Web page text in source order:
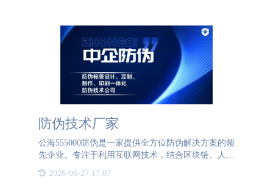
防伪技术厂家
公海555000防伪是一家提供全方位防伪解决方案的领
先企业。专注于利用互联网技术，结合区块链、人工
智能等多个领域的前沿科技，为各行业企业提供一站
式的防伪标签设计、定制、印刷服务。除了提供高质
2026-06-27 17:07